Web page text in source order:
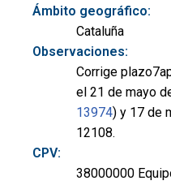
Ámbito geográfico:
Cataluña
Observaciones:
Corrige
el 21 de mayo
13974) y 17 de
12108.
CPV:
38000000